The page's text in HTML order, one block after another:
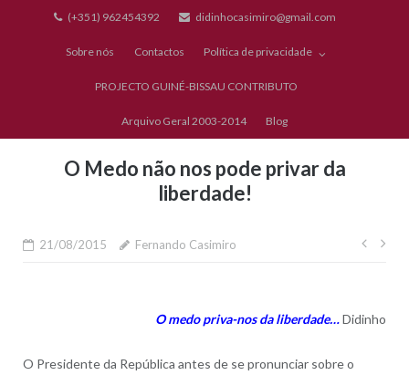
(+351) 962454392 didinhocasimiro@gmail.com
Sobre nós Contactos Política de privacidade
PROJECTO GUINÉ-BISSAU CONTRIBUTO
Arquivo Geral 2003-2014 Blog
O Medo não nos pode privar da
liberdade!
21/08/2015 Fernando Casimiro
O medo priva-nos da liberdade…Didinho
O Presidente da República antes de se pronunciar sobre o